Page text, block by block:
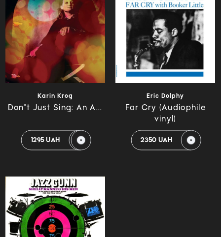
Karin Krog
Don"t Just Sing: An A...
1295 UAH
Eric Dolphy
Far Cry (Audiophile
vinyl)
2350 UAH